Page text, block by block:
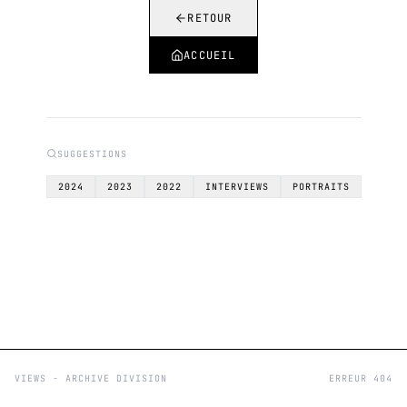
RETOUR
ACCUEIL
SUGGESTIONS
2024 2023 2022 INTERVIEWS PORTRAITS
VIEWS - ARCHIVE DIVISION ERREUR 404